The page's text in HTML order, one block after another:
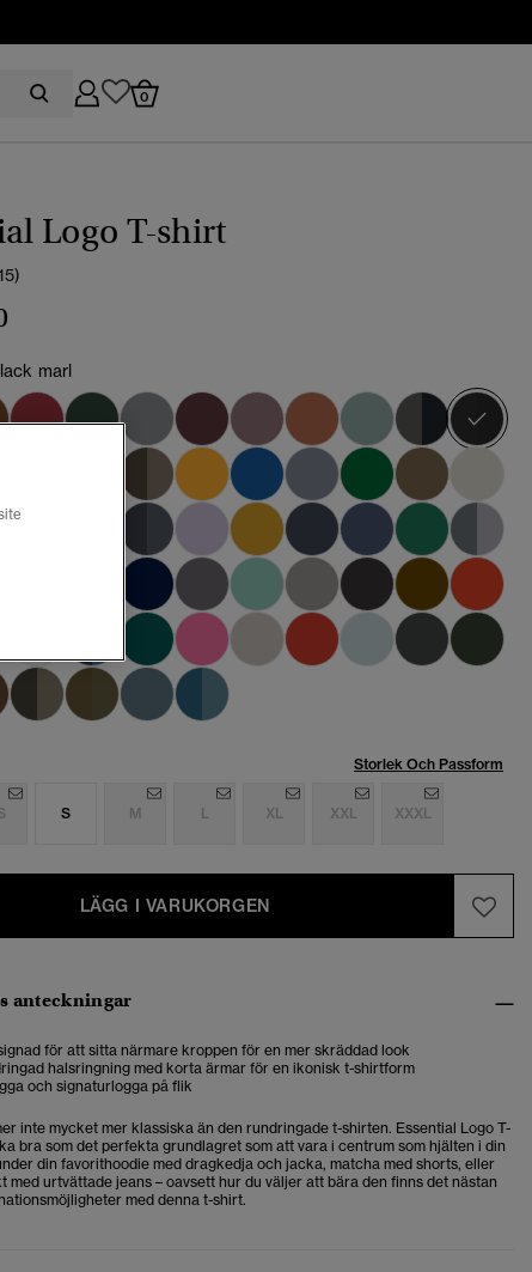
0
Logo T-shirt
marl
Storlek Och Passform
S M L XL XXL XXXL
LÄGG I VARUKORGEN
anteckningar
för att sitta närmare kroppen för en mer skräddad look
halsringning med korta ärmar för en ikonisk t-shirtform
och signaturlogga på flik
inte mycket mer klassiska än den rundringade t-shirten. Essential Logo T-
bra som det perfekta grundlagret som att vara i centrum som hjälten i din
din favorithoodie med dragkedja och jacka, matcha med shorts, eller
med urtvättade jeans – oavsett hur du väljer att bära den finns det nästan
med denna t-shirt.